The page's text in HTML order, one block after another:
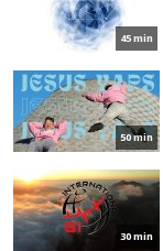
45 min
50 min
30 min